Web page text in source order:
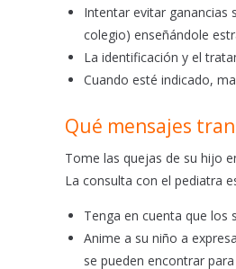
Intentar evitar ganancias
colegio) enseñándole
La identificación y el
Cuando esté indicado,
Qué mensajes
Tome las quejas de su hijo
La consulta con el pediatra
Tenga en cuenta que los
Anime a su niño a
se pueden encontrar